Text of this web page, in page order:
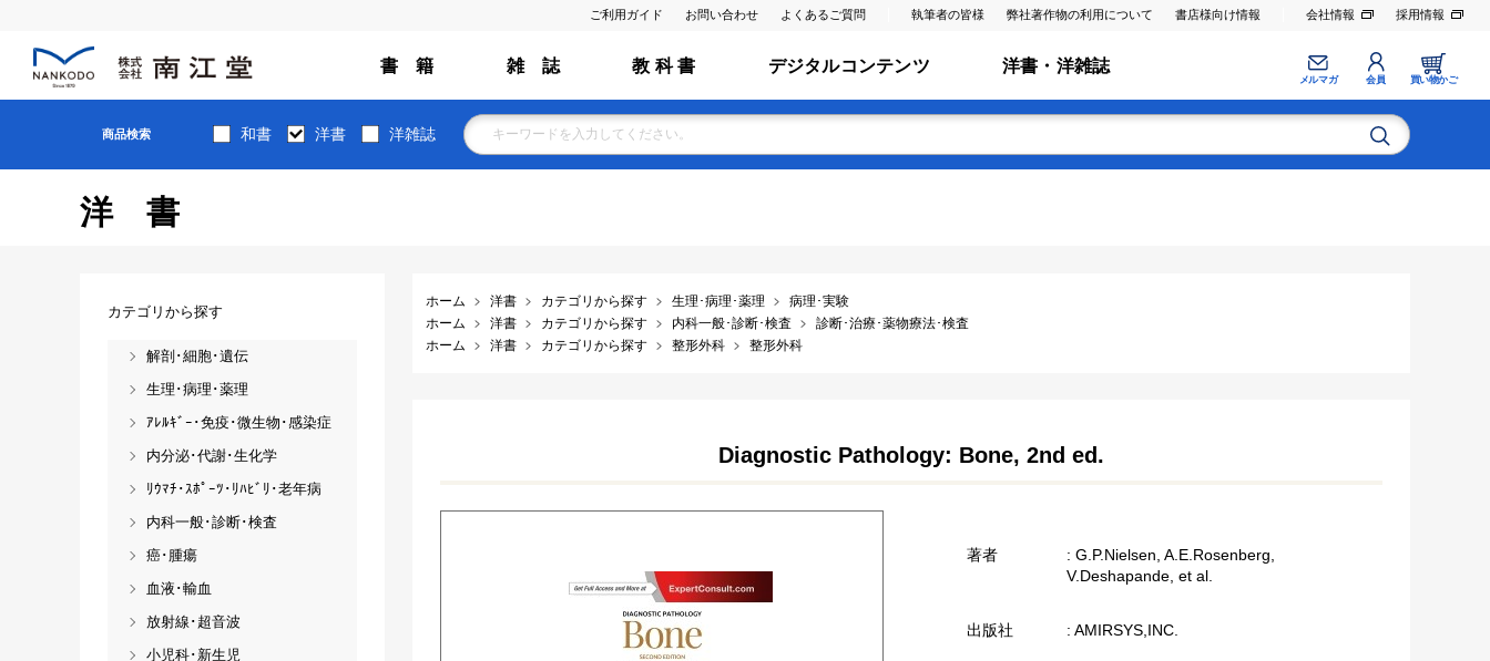
ご利用ガイド お問い合わせ よくあるご質問 執筆者の皆様 弊社著作物の利用について 書店様向け情報 会社情報 採用情報
書 籍 雑 誌 教 科 書 デジタルコンテンツ 洋書・洋雑誌
メルマガ 会員 買い物かご
商品検索 和書 洋書 洋雑誌
洋書
ホーム 洋書 カテゴリから探す 生理･病理･薬理
病理･実験
ホーム
洋書 カテゴリから探す 内科一般･診断･検査
診断･治療･薬物療法･検査
ホーム
洋書 カテゴリから探す 整形外科 整形外科
Diagnostic Pathology: Bone, 2nd ed.
著者
: G.P.Nielsen, A.E.Rosenberg,
V.Deshapande, et al.
出版社 : AMIRSYS,INC.
カテゴリから探す
解剖･細胞･遺伝
生理･病理･薬理
ｱﾚﾙｷﾞｰ･免疫･微生物･感染症
内分泌･代謝･生化学
ﾘｳﾏﾁ･ｽﾎﾟｰﾂ･ﾘﾊﾋﾞﾘ･老年病
内科一般･診断･検査
癌･腫瘍
血液･輸血
放射線･超音波
小児科･新生児